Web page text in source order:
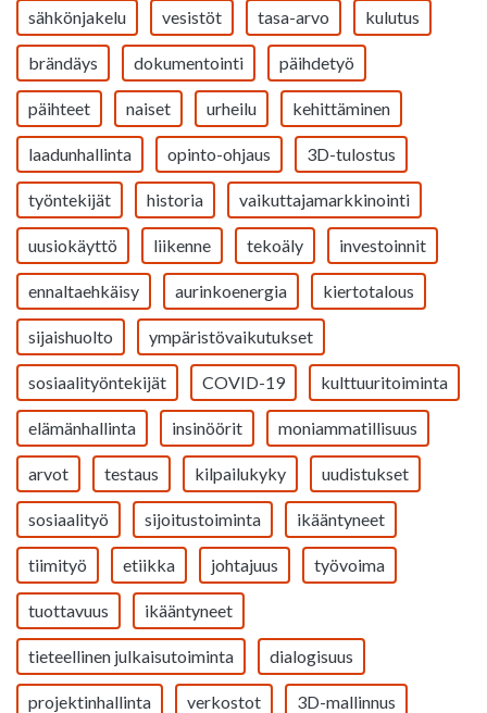
sähkönjakelu vesistöt tasa-arvo kulutus
brändäys dokumentointi päihdetyö
päihteet naiset urheilu kehittäminen
laadunhallinta opinto-ohjaus 3D-tulostus
työntekijät historia vaikuttajamarkkinointi
uusiokäyttö liikenne tekoäly investoinnit
ennaltaehkäisy aurinkoenergia kiertotalous
sijaishuolto ympäristövaikutukset
sosiaalityöntekijät COVID-19 kulttuuritoiminta
elämänhallinta insinöörit moniammatillisuus
arvot testaus kilpailukyky uudistukset
sosiaalityö sijoitustoiminta ikääntyneet
tiimityö etiikka johtajuus työvoima
tuottavuus ikääntyneet
tieteellinen julkaisutoiminta dialogisuus
projektinhallinta verkostot 3D-mallinnus